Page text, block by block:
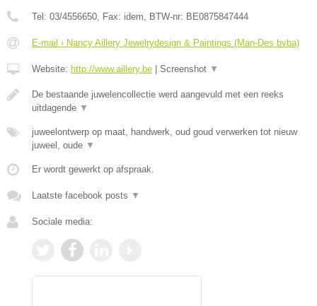
Tel: 03/4556650 , Fax: idem , BTW-nr: BE0875847444
E-mail › Nancy Aillery Jewelrydesign & Paintings (Man-Des bvba)
Website: http://www.aillery.be | Screenshot ▼
De bestaande juwelencollectie werd aangevuld met een reeks
uitdagende ▼
juweelontwerp op maat, handwerk, oud goud verwerken tot nieuw
juweel, oude ▼
Er wordt gewerkt op afspraak.
Laatste facebook posts ▼
Sociale media: